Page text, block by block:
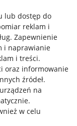
lub dostęp do
reklam i
. Zapewnienie
i naprawianie
i treści.
oraz informowanie
źródeł.
na
.
w celu